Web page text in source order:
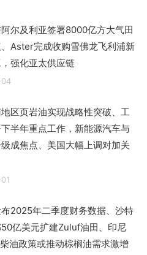
尔及利亚签署8000亿方大气田
Aster完成收购雪佛龙飞利浦新
强化亚太供应链
区页岩油实现战略性突破、工
半年重点工作，新能源汽车与
成焦点、美国大幅上调对加关
2025年二季度财务数据、沙特
亿美元扩建Zuluf油田、印尼
油政策或推动棕榈油需求激增